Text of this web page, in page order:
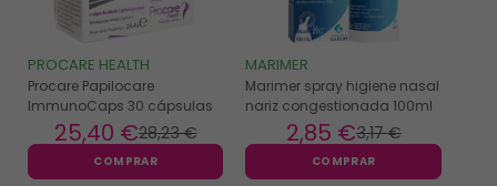
PROCARE HEALTH
Procare Papilocare
ImmunoCaps 30 cápsulas
28,23 €
25,40 €
COMPRAR
MARIMER
Marimer spray higiene nasal
nariz congestionada 100ml
3,17 €
2,85 €
COMPRAR